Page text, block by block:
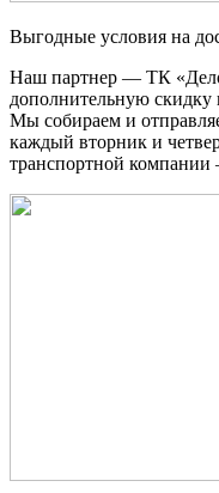
Выгодные условия на
Наш партнер — ТК
дополнительную скидку
Мы собираем и
каждый вторник и
транспортной компании